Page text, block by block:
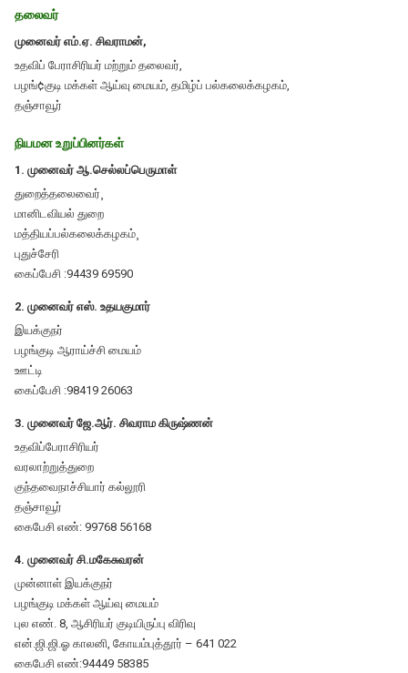
தலைவர்
முனைவர் எம்.ஏ. சிவராமன்,
உதவிப் பேராசிரியர் மற்றும் தலைவர்,
பழங்¢குடி மக்கள் ஆய்வு மையம், தமிழ்ப் பல்கலைக்கழகம்,
தஞ்சாவூர்
நியமன உறுப்பினர்கள்
1. முனைவர் ஆ.செல்லப்பெருமாள்
துறைத்தலைவைர்¸
மானிடவியல் துறை
மத்தியப்பல்கலைக்கழகம்¸
புதுச்சேரி
கைப்பேசி :94439 69590
2. முனைவர் எஸ். உதயகுமார்
இயக்குநர்
பழங்குடி ஆராய்ச்சி மையம்
ஊட்டி
கைப்பேசி :98419 26063
3. முனைவர் ஜே.ஆர். சிவராம கிருஷ்ணன்
உதவிப்பேராசிரியர்
வரலாற்றுத்துறை
குந்தவைநாச்சியார் கல்லூரி
தஞ்சாவூர்
கைபேசி எண்: 99768 56168
4. முனைவர் சி.மகேசுவரன்
முன்னாள் இயக்குநர்
பழங்குடி மக்கள் ஆய்வு மையம்
புல எண். 8, ஆசிரியர் குடியிருப்பு விரிவு
என்.ஜி.ஜி.ஓ காலனி, கோயம்புத்தூர் – 641 022
கைபேசி எண்:94449 58385